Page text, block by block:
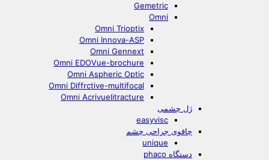
Gemetric
Omni
Omni Trioptix
Omni Innova-ASP
Omni Gennext
Omni EDOVue-brochure
Omni Aspheric Optic
Omni Diffrctive-multifocal
Omni Acrivuelitracture
ژل چشمی
easyvisc
چاقوی جراحی چشم
unique
دستگاه phaco